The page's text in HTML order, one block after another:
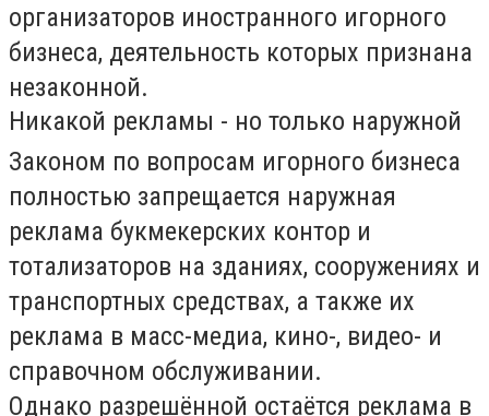
организаторов иностранного игорного
бизнеса, деятельность которых признана
незаконной.
Никакой рекламы - но только наружной
Законом по вопросам игорного бизнеса
полностью запрещается наружная
реклама букмекерских контор и
тотализаторов на зданиях, сооружениях и
транспортных средствах, а также их
реклама в масс-медиа, кино-, видео- и
справочном обслуживании.
Однако разрешённой остаётся реклама в